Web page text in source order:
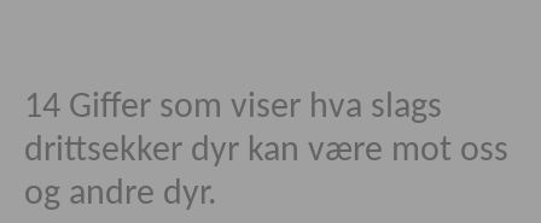
14 Giffer som viser hva slags
drittsekker dyr kan være mot oss
og andre dyr.